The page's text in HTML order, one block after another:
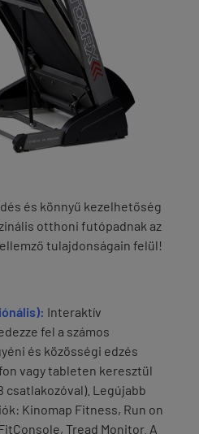
és könnyű kezelhetőség
otthoni futópadnak az
tulajdonságain felül!
Interaktív
fel a számos
és közösségi edzés
vagy tableten keresztül
csatlakozóval). Legújabb
Kinomap Fitness, Run on
Tread Monitor. A